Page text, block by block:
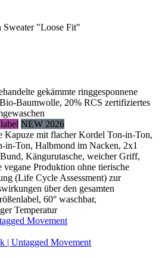
Sweater "Loose Fit"
gekämmte ringgesponnene
Baumwolle, 20% RCS zertifiziertes
NEW 2026
Kapuze mit flacher Kordel Ton-in-Ton,
in-Ton, Halbmond im Nacken, 2x1
Kängurutasche, weicher Griff,
vegane Produktion ohne tierische
(Life Cycle Assessment) zur
über den gesamten
60° waschbar,
Temperatur
Movement
| Untagged Movement